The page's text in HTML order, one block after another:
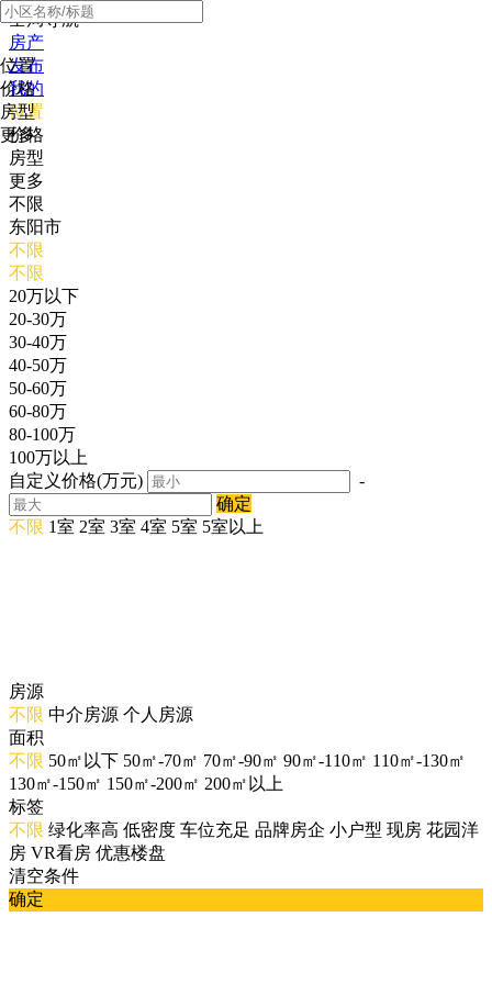
全局导航
房产
发布
我的
位置
价格
房型
更多
位置
价格
房型
更多
不限
东阳市
不限
不限
20万以下
20-30万
30-40万
40-50万
50-60万
60-80万
80-100万
100万以上
自定义价格(万元)
-
确定
不限 1室 2室 3室 4室 5室 5室以上
房源
不限 中介房源 个人房源
面积
不限 50㎡以下 50㎡-70㎡ 70㎡-90㎡ 90㎡-110㎡ 110㎡-130㎡
130㎡-150㎡ 150㎡-200㎡ 200㎡以上
标签
不限 绿化率高 低密度 车位充足 品牌房企 小户型 现房 花园洋
房 VR看房 优惠楼盘
清空条件
确定